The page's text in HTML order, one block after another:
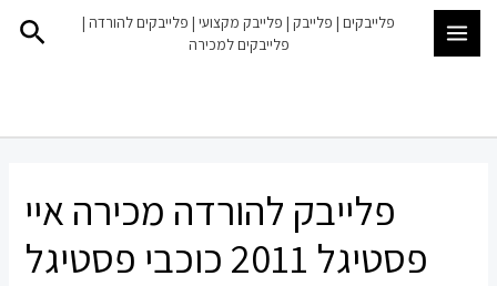
פלייבקים | פלייבק | פלייבק מקצועי | פלייבקים להורדה |
פלייבקים למכירה
פלייבק להורדה מכירה איי
פסטיגל 2011 כוכבי פסטיגל